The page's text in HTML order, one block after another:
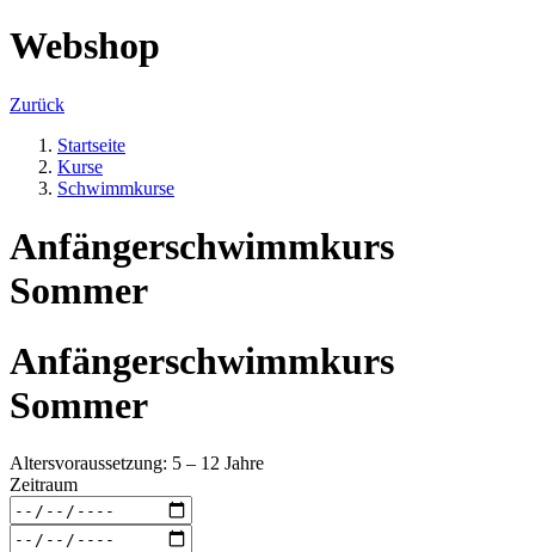
Webshop
Zurück
Startseite
Kurse
Schwimmkurse
Anfängerschwimmkurs
Sommer
Anfängerschwimmkurs
Sommer
Altersvoraussetzung: 5 – 12 Jahre
Zeitraum